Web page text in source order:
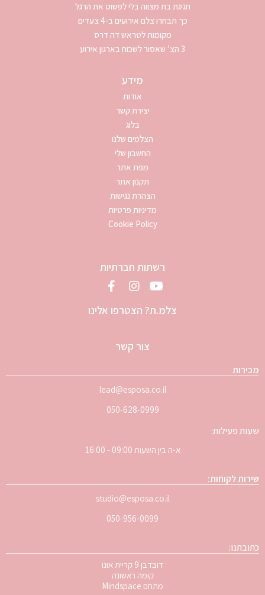
חגיגת בת מצווה בלי לפשוט את הרגל
כך תבחרו צלם אירועים ב-4 צעדים
מקומות לטראש דה דרס
3 הצ’ שאסור לשכוח בארגון אירוע
מידע
אודות
יצירת קשר
בלוג
הצלמים שלנו
החשבון שלי
מפת אתר
תקנון אתר
הצהרת נגישות
מדיניות פרטיות
Cookie Policy
רשתות חברתיות
צלמ.ת? הצטרפו אלינו
צור קשר
מכירות
lead@esposa.co.il
050-628-0999
שעות פעילות:
א-ה בין השעות 09:00 - 16:00
שירות לקוחות:
studio@esposa.co.il
050-956-0099
כתובתנו:
דובדבן 9 קריית אונו
קומה ראשונה
מתחם Mindspace